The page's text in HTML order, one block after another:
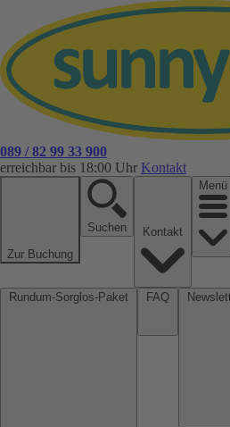
089 / 82 99 33 900
erreichbar bis 18:00 Uhr Kontakt
Zur Buchung
Suchen
Menü